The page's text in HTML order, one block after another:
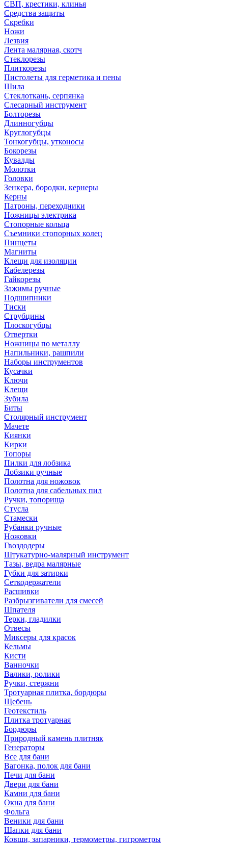
СВП, крестики, клинья
Средства защиты
Скребки
Ножи
Лезвия
Лента малярная, скотч
Стеклорезы
Плиткорезы
Пистолеты для герметика и пены
Шила
Стеклоткань, серпянка
Слесарный инструмент
Болторезы
Длинногубцы
Круглогубцы
Тонкогубцы, утконосы
Бокорезы
Кувалды
Молотки
Головки
Зенкера, бородки, кернеры
Керны
Патроны, переходники
Ножницы электрика
Стопорные кольца
Съемники стопорных колец
Пинцеты
Магниты
Клещи для изоляции
Кабелерезы
Гайкорезы
Зажимы ручные
Подшипники
Тиски
Струбцины
Плоскогубцы
Отвертки
Ножницы по металлу
Напильники, рашпили
Наборы инструментов
Кусачки
Ключи
Клещи
Зубила
Биты
Столярный инструмент
Мачете
Киянки
Кирки
Топоры
Пилки для лобзика
Лобзики ручные
Полотна для ножовок
Полотна для сабельных пил
Ручки, топорища
Стусла
Стамески
Рубанки ручные
Ножовки
Гвоздодеры
Штукатурно-малярный инструмент
Тазы, ведра малярные
Губки для затирки
Сеткодержатели
Расшивки
Разбрызгиватели для смесей
Шпателя
Терки, гладилки
Отвесы
Миксеры для красок
Кельмы
Кисти
Ванночки
Валики, ролики
Ручки, стержни
Тротуарная плитка, бордюры
Щебень
Геотекстиль
Плитка тротуарная
Бордюры
Природный камень плитняк
Генераторы
Все для бани
Вагонка, полок для бани
Печи для бани
Двери для бани
Камни для бани
Окна для бани
Фольга
Веники для бани
Шапки для бани
Ковши, запарники, термометры, гигрометры